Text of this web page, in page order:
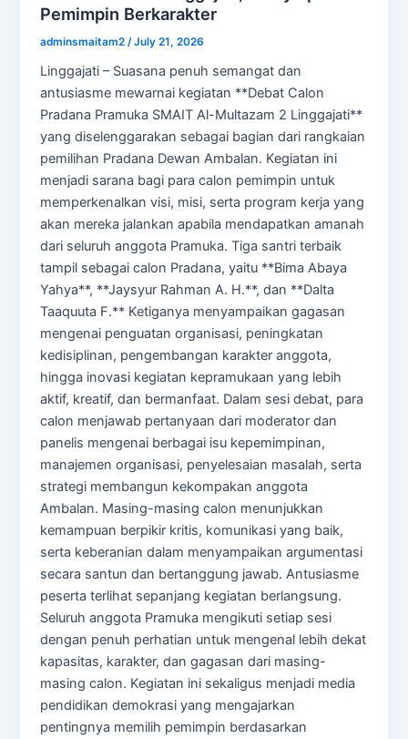
Pemimpin Berkarakter
adminsmaitam2 /July 21, 2026
Linggajati – Suasana penuh semangat dan
antusiasme mewarnai kegiatan **Debat Calon
Pradana Pramuka SMAIT Al-Multazam 2 Linggajati**
yang diselenggarakan sebagai bagian dari rangkaian
pemilihan Pradana Dewan Ambalan. Kegiatan ini
menjadi sarana bagi para calon pemimpin untuk
memperkenalkan visi, misi, serta program kerja yang
akan mereka jalankan apabila mendapatkan amanah
dari seluruh anggota Pramuka. Tiga santri terbaik
tampil sebagai calon Pradana, yaitu **Bima Abaya
Yahya**, **Jaysyur Rahman A. H.**, dan **Dalta
Taaquuta F.** Ketiganya menyampaikan gagasan
mengenai penguatan organisasi, peningkatan
kedisiplinan, pengembangan karakter anggota,
hingga inovasi kegiatan kepramukaan yang lebih
aktif, kreatif, dan bermanfaat. Dalam sesi debat, para
calon menjawab pertanyaan dari moderator dan
panelis mengenai berbagai isu kepemimpinan,
manajemen organisasi, penyelesaian masalah, serta
strategi membangun kekompakan anggota
Ambalan. Masing-masing calon menunjukkan
kemampuan berpikir kritis, komunikasi yang baik,
serta keberanian dalam menyampaikan argumentasi
secara santun dan bertanggung jawab. Antusiasme
peserta terlihat sepanjang kegiatan berlangsung.
Seluruh anggota Pramuka mengikuti setiap sesi
dengan penuh perhatian untuk mengenal lebih dekat
kapasitas, karakter, dan gagasan dari masing-
masing calon. Kegiatan ini sekaligus menjadi media
pendidikan demokrasi yang mengajarkan
pentingnya memilih pemimpin berdasarkan